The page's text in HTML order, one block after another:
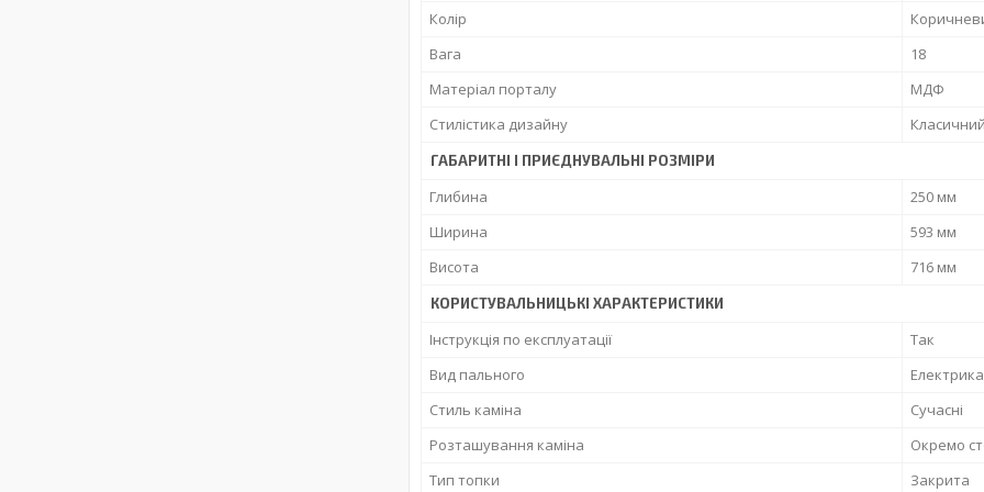
Колір
Вага
18
Матеріал порталу
МДФ
Стилістика дизайну
Класичний
ГАБАРИТНІ І ПРИЄДНУВАЛЬНІ РОЗМІРИ
Глибина
250 мм
Ширина
593 мм
Висота
716 мм
КОРИСТУВАЛЬНИЦЬКІ ХАРАКТЕРИСТИКИ
Інструкція по експлуатації
Так
Вид пального
Електрика
Стиль каміна
Сучасні
Розташування каміна
Окремо
Тип топки
Закрита